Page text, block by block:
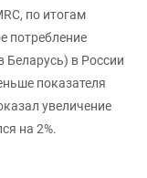
по итогам
потребление
Беларусь) в России
показателя
увеличение
на 2%.